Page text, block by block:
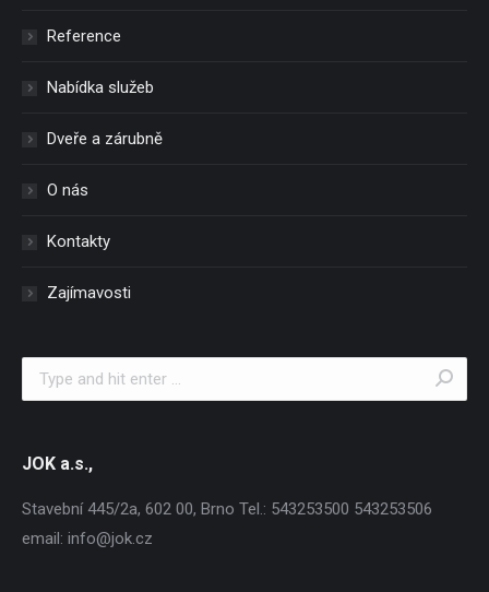
Reference
Nabídka služeb
Dveře a zárubně
O nás
Kontakty
Zajímavosti
Search:
JOK a.s.,
Stavební 445/2a, 602 00, Brno Tel.: 543253500 543253506
email: info@jok.cz